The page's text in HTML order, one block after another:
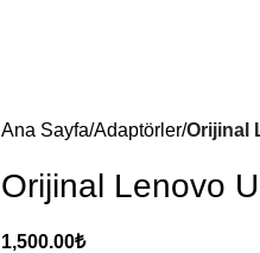
Ana Sayfa Adaptörler Orijinal
Orijinal Lenovo
1,500.00₺